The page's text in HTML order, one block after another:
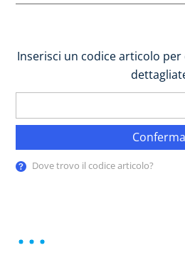
Inserisci un codice articolo
Conferma
Dove trovo il codice articolo?